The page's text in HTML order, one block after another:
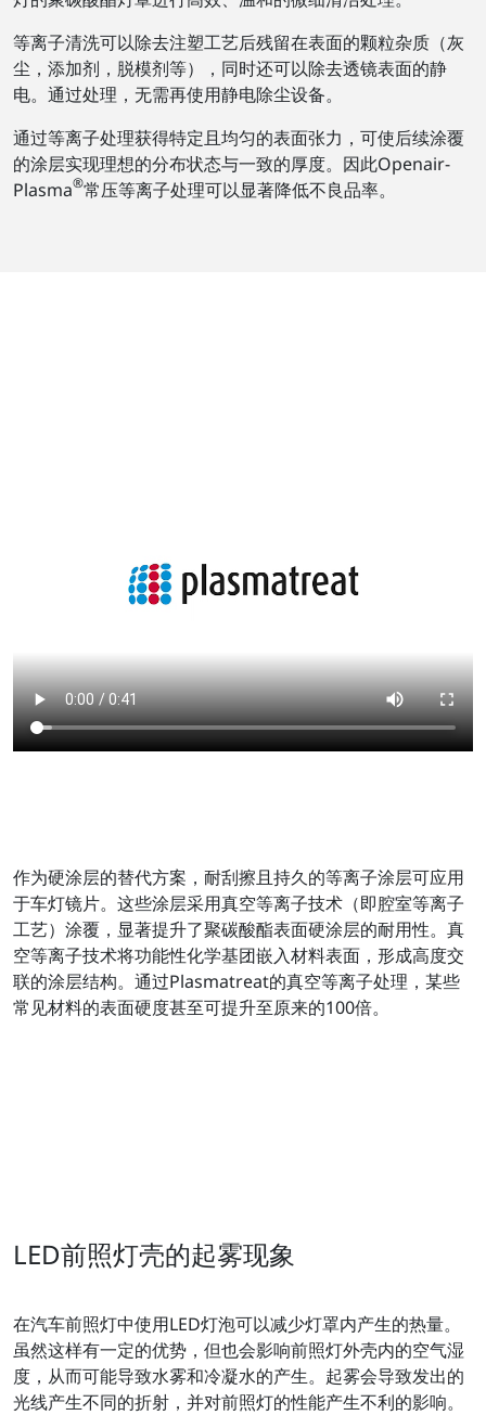
等离子清洗可以除去注塑工艺后残留在表面的颗粒杂质（灰
尘，添加剂，脱模剂等），同时还可以除去透镜表面的静
电。通过处理，无需再使用静电除尘设备。
通过等离子处理获得特定且均匀的表面张力，可使后续涂覆
的涂层实现理想的分布状态与一致的厚度。因此Openair-
Plasma®常压等离子处理可以显著降低不良品率。
作为硬涂层的替代方案，耐刮擦且持久的等离子涂层可应用
于车灯镜片。这些涂层采用真空等离子技术（即腔室等离子
工艺）涂覆，显著提升了聚碳酸酯表面硬涂层的耐用性。真
空等离子技术将功能性化学基团嵌入材料表面，形成高度交
联的涂层结构。通过Plasmatreat的真空等离子处理，某些
常见材料的表面硬度甚至可提升至原来的100倍。
LED前照灯壳的起雾现象
在汽车前照灯中使用LED灯泡可以减少灯罩内产生的热量。
虽然这样有一定的优势，但也会影响前照灯外壳内的空气湿
度，从而可能导致水雾和冷凝水的产生。起雾会导致发出的
光线产生不同的折射，并对前照灯的性能产生不利的影响。